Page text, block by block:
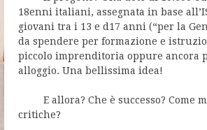
18enni italiani, assegnata in base
giovani tra i 13 e d17 anni (“per la
da spendere per formazione e
piccolo imprenditoria oppure ancora
alloggio. Una bellissima idea!
E allora? Che è successo? Come
critiche?